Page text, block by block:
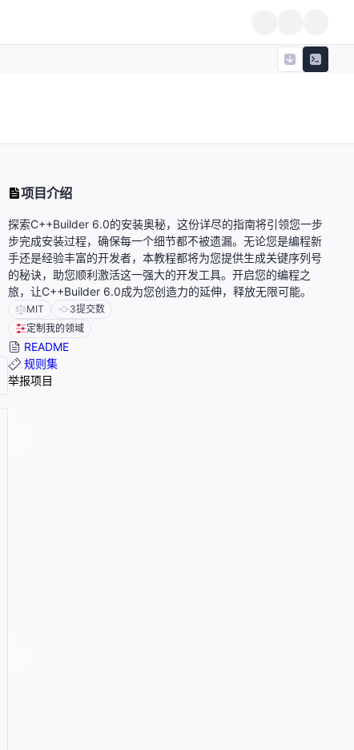
项目介绍
探索C++Builder 6.0的安装奥秘，这份详尽的指南将引领您一步
步完成安装过程，确保每一个细节都不被遗漏。无论您是编程新
手还是经验丰富的开发者，本教程都将为您提供生成关键序列号
的秘诀，助您顺利激活这一强大的开发工具。开启您的编程之
旅，让C++Builder 6.0成为您创造力的延伸，释放无限可能。
MIT 3提交数
定制我的领域
README
规则集
举报项目